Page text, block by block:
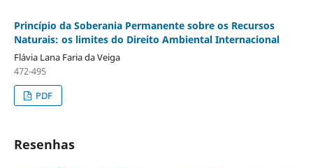
Princípio da Soberania Permanente sobre os Recursos
Naturais: os limites do Direito Ambiental Internacional
Flávia Lana Faria da Veiga
472-495
PDF
Resenhas